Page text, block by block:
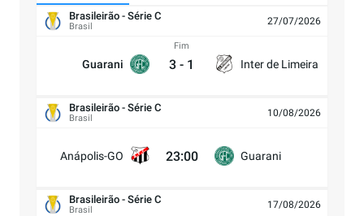
Brasileirão - Série C
Brasil 27/07/2026
Guarani
Fim
3 - 1 Inter de Limeira
Brasileirão - Série C
Brasil 10/08/2026
Anápolis-GO 23:00 Guarani
Brasileirão - Série C
Brasil 17/08/2026